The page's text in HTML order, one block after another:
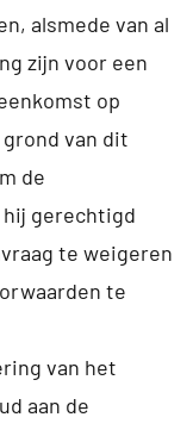
alsmede van al
zijn voor een
op
van dit
de
gerechtigd
te weigeren
te
van het
aan de